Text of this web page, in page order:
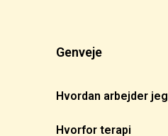
Genveje
Hvordan arbejder jeg
Hvorfor terapi